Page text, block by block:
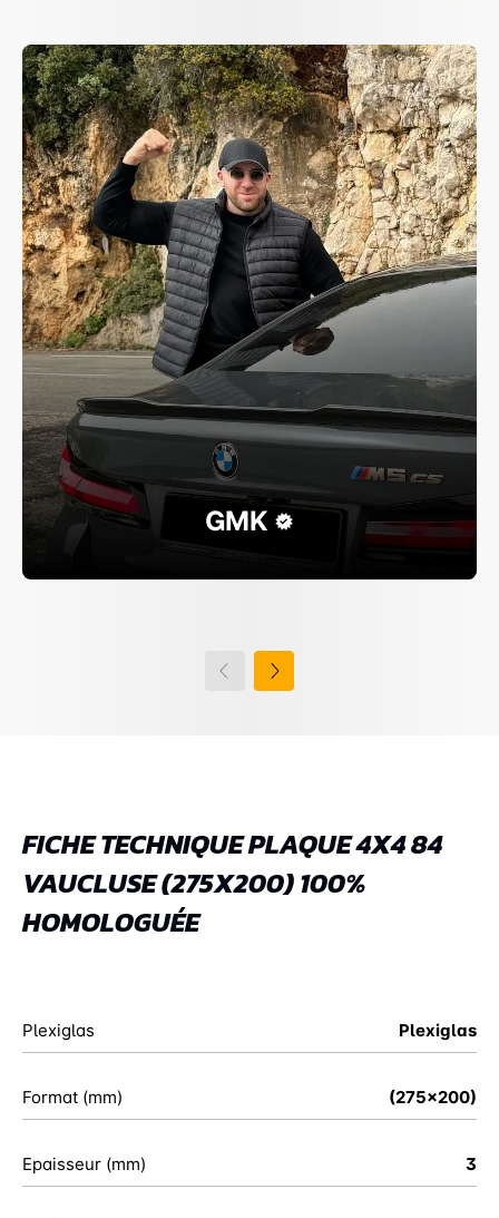
GMK
FICHE TECHNIQUE PLAQUE 4X4 84
VAUCLUSE (275X200) 100%
HOMOLOGUÉE
Plexiglas Plexiglas
Format (mm) (275x200)
Epaisseur (mm) 3